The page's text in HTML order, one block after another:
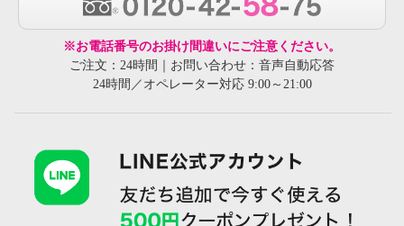
※お電話番号のお掛け間違いにご注意ください。
ご注文：24時間｜お問い合わせ：音声自動応答
24時間／オペレーター対応 9:00～21:00